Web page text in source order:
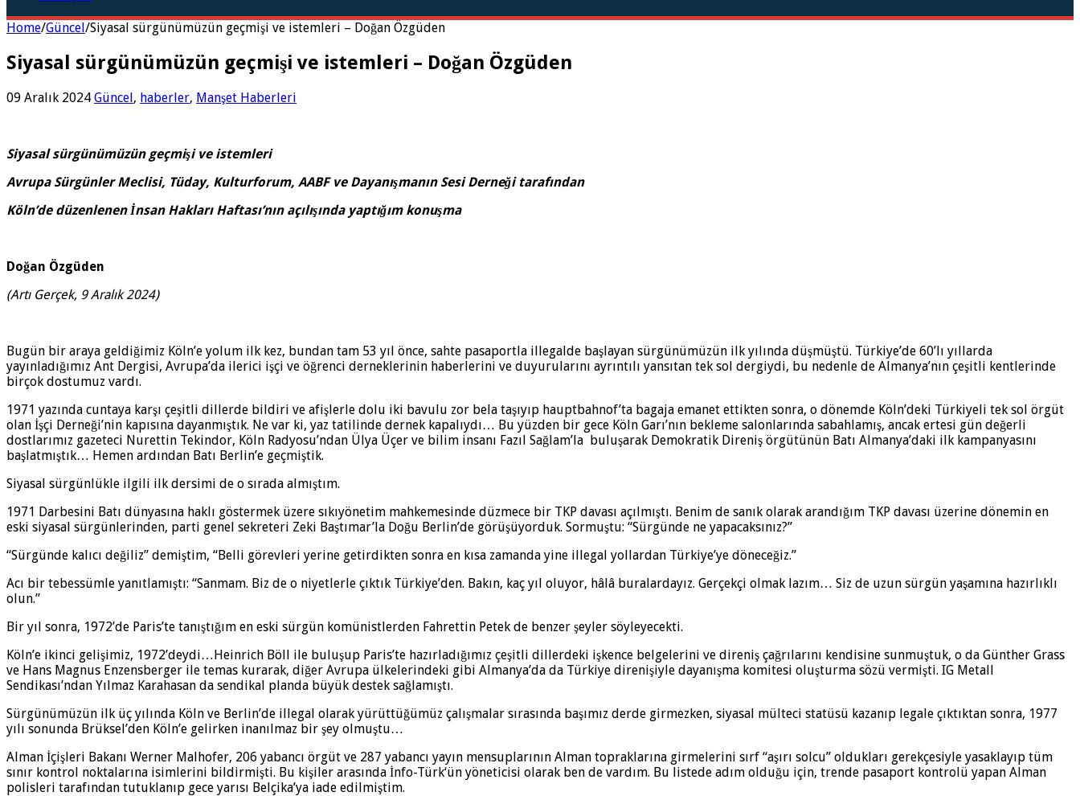
Home/Güncel/Siyasal sürgünümüzün geçmişi ve istemleri – Doğan Özgüden
Siyasal sürgünümüzün geçmişi ve istemleri – Doğan Özgüden
09 Aralık 2024 Güncel, haberler, Manşet Haberleri
Siyasal sürgünümüzün geçmişi ve istemleri
Avrupa Sürgünler Meclisi, Tüday, Kulturforum, AABF ve Dayanışmanın Sesi Derneği tarafından
Köln’de düzenlenen İnsan Hakları Haftası’nın açılışında yaptığım konuşma
Doğan Özgüden
(Artı Gerçek, 9 Aralık 2024)
Bugün bir araya geldiğimiz Köln’e yolum ilk kez, bundan tam 53 yıl önce, sahte pasaportla illegalde başlayan sürgünümüzün ilk yılında düşmüştü. Türkiye’de 60’lı yıllarda
yayınladığımız Ant Dergisi, Avrupa’da ilerici işçi ve öğrenci derneklerinin haberlerini ve duyurularını ayrıntılı yansıtan tek sol dergiydi, bu nedenle de Almanya’nın çeşitli kentlerinde
birçok dostumuz vardı.
1971 yazında cuntaya karşı çeşitli dillerde bildiri ve afişlerle dolu iki bavulu zor bela taşıyıp hauptbahnof’ta bagaja emanet ettikten sonra, o dönemde Köln’deki Türkiyeli tek sol örgüt
olan İşçi Derneği’nin kapısına dayanmıştık. Ne var ki, yaz tatilinde dernek kapalıydı… Bu yüzden bir gece Köln Garı’nın bekleme salonlarında sabahlamış, ancak ertesi gün değerli
dostlarımız gazeteci Nurettin Tekindor, Köln Radyosu’ndan Ülya Üçer ve bilim insanı Fazıl Sağlam’la buluşarak Demokratik Direniş örgütünün Batı Almanya’daki ilk kampanyasını
başlatmıştık… Hemen ardından Batı Berlin’e geçmiştik.
Siyasal sürgünlükle ilgili ilk dersimi de o sırada almıştım.
1971 Darbesini Batı dünyasına haklı göstermek üzere sıkıyönetim mahkemesinde düzmece bir TKP davası açılmıştı. Benim de sanık olarak arandığım TKP davası üzerine dönemin en
eski siyasal sürgünlerinden, parti genel sekreteri Zeki Baştımar’la Doğu Berlin’de görüşüyorduk. Sormuştu: “Sürgünde ne yapacaksınız?”
“Sürgünde kalıcı değiliz” demiştim, “Belli görevleri yerine getirdikten sonra en kısa zamanda yine illegal yollardan Türkiye’ye döneceğiz.”
Acı bir tebessümle yanıtlamıştı: “Sanmam. Biz de o niyetlerle çıktık Türkiye’den. Bakın, kaç yıl oluyor, hâlâ buralardayız. Gerçekçi olmak lazım… Siz de uzun sürgün yaşamına hazırlıklı
olun.”
Bir yıl sonra, 1972’de Paris’te tanıştığım en eski sürgün komünistlerden Fahrettin Petek de benzer şeyler söyleyecekti.
Köln’e ikinci gelişimiz, 1972’deydi…Heinrich Böll ile buluşup Paris’te hazırladığımız çeşitli dillerdeki işkence belgelerini ve direniş çağrılarını kendisine sunmuştuk, o da Günther Grass
ve Hans Magnus Enzensberger ile temas kurarak, diğer Avrupa ülkelerindeki gibi Almanya’da da Türkiye direnişiyle dayanışma komitesi oluşturma sözü vermişti. IG Metall
Sendikası’ndan Yılmaz Karahasan da sendikal planda büyük destek sağlamıştı.
Sürgünümüzün ilk üç yılında Köln ve Berlin’de illegal olarak yürüttüğümüz çalışmalar sırasında başımız derde girmezken, siyasal mülteci statüsü kazanıp legale çıktıktan sonra, 1977
yılı sonunda Brüksel’den Köln’e gelirken inanılmaz bir şey olmuştu…
Alman İçişleri Bakanı Werner Malhofer, 206 yabancı örgüt ve 287 yabancı yayın mensuplarının Alman topraklarına girmelerini sırf “aşırı solcu” oldukları gerekçesiyle yasaklayıp tüm
sınır kontrol noktalarına isimlerini bildirmişti. Bu kişiler arasında İnfo-Türk‘ün yöneticisi olarak ben de vardım. Bu listede adım olduğu için, trende pasaport kontrolü yapan Alman
polisleri tarafından tutuklanıp gece yarısı Belçika’ya iade edilmiştim.